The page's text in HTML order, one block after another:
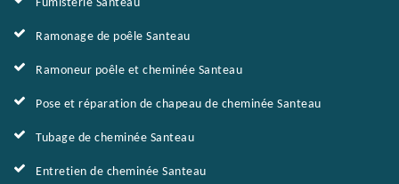
Fumisterie Santeau
Ramonage de poêle Santeau
Ramoneur poêle et cheminée Santeau
Pose et réparation de chapeau de cheminée Santeau
Tubage de cheminée Santeau
Entretien de cheminée Santeau